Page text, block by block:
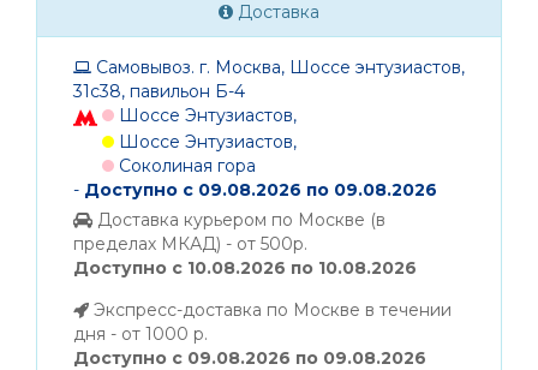
Доставка
Самовывоз. г. Москва, Шоссе энтузиастов,
31с38, павильон Б-4
Шоссе Энтузиастов,
Шоссе Энтузиастов,
Соколиная гора
- Доступно с 09.08.2026 по 09.08.2026
Доставка курьером по Москве (в
пределах МКАД) - от 500р.
Доступно с 10.08.2026 по 10.08.2026
Экспресс-доставка по Москве в течении
дня - от 1000 р.
Доступно с 09.08.2026 по 09.08.2026